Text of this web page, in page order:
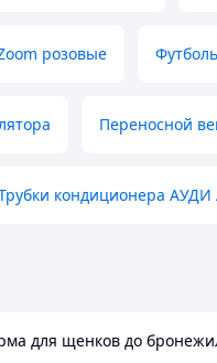
розовые
Переносной
кондиционера АУДИ
для щенков до